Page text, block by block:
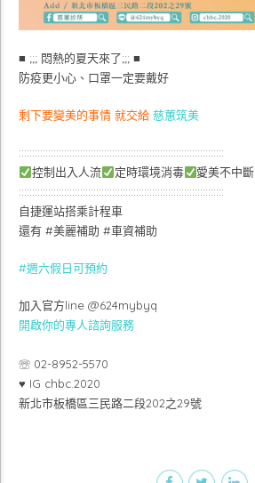
■ ;;; 悶熱的夏天來了;;; ■
防疫更小心、口罩一定要戴好
剩下要變美的事情 就交給 慈蕙筑美
:::::::::::::::::::::::::::::::::::::::::::::::::::::::::::::::::::::::::::::
控制出入人流
定時環境消毒
愛美不中斷
:::::::::::::::::::::::::::::::::::::::::::::::::::::::::::::::::::::::::::::
自捷運站搭乘計程車
還有 #美麗補助 #車資補助
#週六假日可預約
加入官方line @624mybyq
開啟你的專人諮詢服務
☏ 02-8952-5570
♥ IG chbc.2020
新北市板橋區三民路二段202之29號